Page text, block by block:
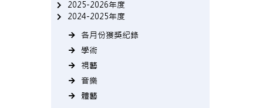
2025-2026年度
2024-2025年度
各月份獲獎紀錄
學術
視藝
音樂
體藝